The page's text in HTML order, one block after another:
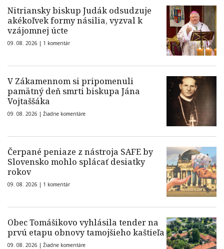
Nitriansky biskup Judák odsudzuje
akékoľvek formy násilia, vyzval k
vzájomnej úcte
09. 08. 2026 | 1 komentár
V Zákamennom si pripomenuli
pamätný deň smrti biskupa Jána
Vojtaššáka
09. 08. 2026 | Žiadne komentáre
Čerpané peniaze z nástroja SAFE by
Slovensko mohlo splácať desiatky
rokov
09. 08. 2026 | 1 komentár
Obec Tomášikovo vyhlásila tender na
prvú etapu obnovy tamojšieho kaštieľa
09. 08. 2026 | Žiadne komentáre